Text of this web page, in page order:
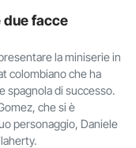
due facce
la miniserie in
colombiano che ha
spagnola di successo.
che si è
personaggio, Daniele